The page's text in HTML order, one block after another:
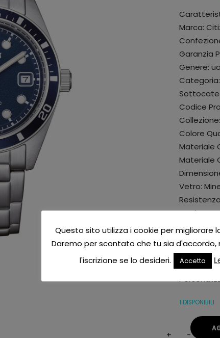
Marca:
Garanzia
Genere:
Codice
Colore
Materiale
Materiale
Vetro:
Colore
Chiusura
Indici: Led
Stile
1 DISPONIBILI
Questo sito utilizza i cookie per migliorare
Daremo per scontato che tu sia d'accordo,
l'iscrizione se lo desideri.
Accetta